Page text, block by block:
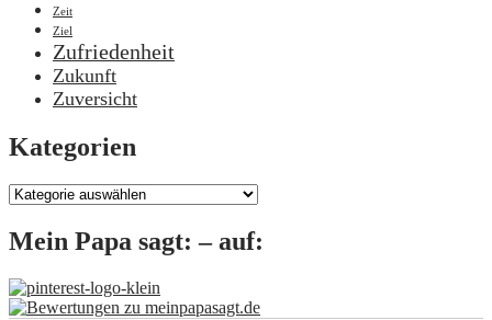
Zeit
Ziel
Zufriedenheit
Zukunft
Zuversicht
Kategorien
Kategorien
Mein Papa sagt: – auf: